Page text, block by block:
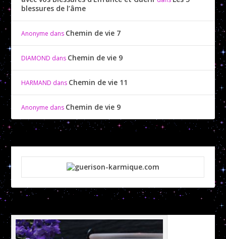
blessures de l’âme
Anonyme dans Chemin de vie 7
DIAMOND dans Chemin de vie 9
HARMAND dans Chemin de vie 11
Anonyme dans Chemin de vie 9